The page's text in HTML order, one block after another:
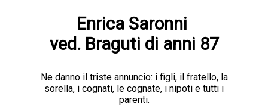
Enrica Saronni
ved. Braguti di anni 87
Ne danno il triste annuncio: i figli, il fratello, la
sorella, i cognati, le cognate, i nipoti e tutti i
parenti.